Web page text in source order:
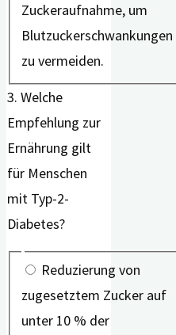
Zuckeraufnahme, um
Blutzuckerschwankungen
zu vermeiden.
3. Welche
Empfehlung zur
Ernährung gilt
für Menschen
mit Typ-2-
Diabetes?
Reduzierung von
zugesetztem Zucker auf
unter 10 % der